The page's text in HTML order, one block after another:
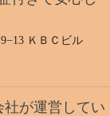
9−13 ＫＢＣビル
が運営してい